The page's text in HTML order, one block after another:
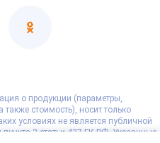
о продукции (параметры,
также стоимость), носит только
условиях не является публичной
2 статьи 437 ГК РФ. Указанные